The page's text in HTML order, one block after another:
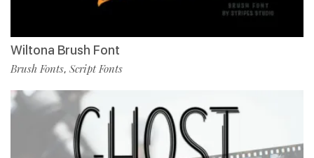
Wiltona Brush Font
Brush Fonts, Script Fonts